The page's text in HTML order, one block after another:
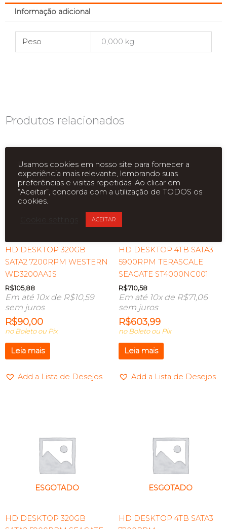
Informação adicional
Peso 0,000 kg
Produtos relacionados
HD DESKTOP 320GB
SATA2 7200RPM WESTERN
WD3200AAJS
R$105,88
Em até 10x de R$10,59
sem juros
R$90,00
no Boleto ou Pix
Leia mais
Add a Lista de Desejos
HD DESKTOP 4TB SATA3
5900RPM TERASCALE
SEAGATE ST4000NC001
R$710,58
Em até 10x de R$71,06
sem juros
R$603,99
no Boleto ou Pix
Leia mais
Add a Lista de Desejos
ESGOTADO
HD DESKTOP 320GB
ESGOTADO
HD DESKTOP 4TB SATA3
Usamos cookies em nosso site para fornecer a
experiência mais relevante, lembrando suas
preferências e visitas repetidas. Ao clicar em
“Aceitar”, concorda com a utilização de TODOS os
cookies.
ACEITAR